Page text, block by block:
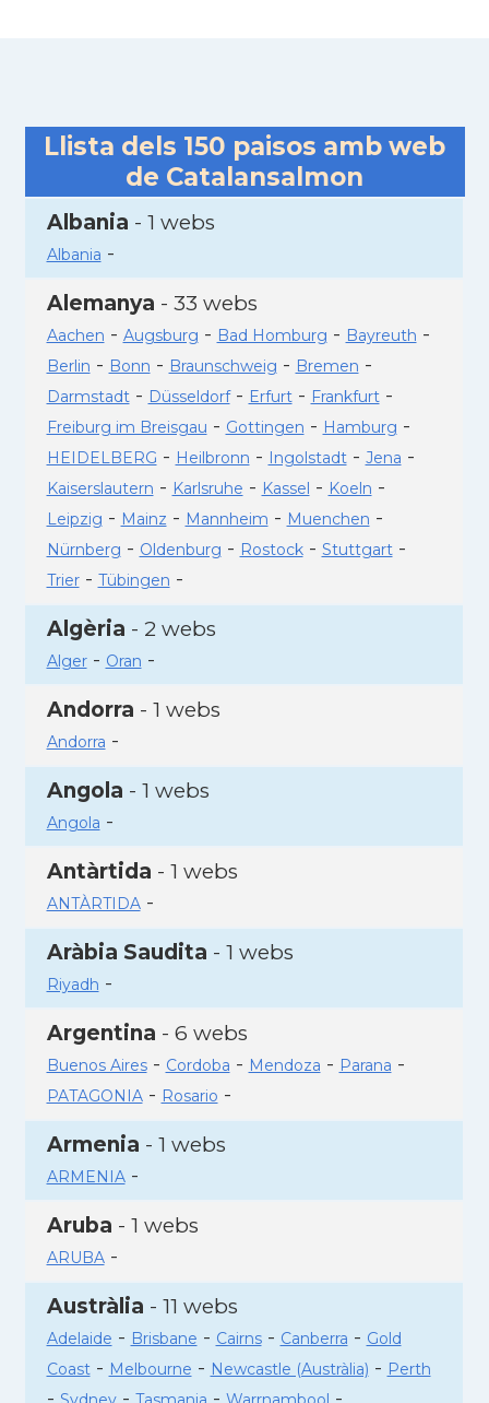
Llista dels 150 paisos amb web
de Catalansalmon
Albania - 1 webs
Albania -
Alemanya - 33 webs
Aachen - Augsburg - Bad Homburg - Bayreuth -
Berlin - Bonn - Braunschweig - Bremen -
Darmstadt- Düsseldorf- Erfurt- Frankfurt-
Freiburg im Breisgau - Gottingen - Hamburg -
HEIDELBERG - Heilbronn - Ingolstadt- Jena -
Kaiserslautern - Karlsruhe - Kassel - Koeln -
Leipzig - Mainz - Mannheim - Muenchen -
Nürnberg - Oldenburg - Rostock- Stuttgart-
Trier- Tübingen -
Algèria - 2 webs
Alger- Oran -
Andorra - 1 webs
Andorra -
Angola - 1 webs
Angola -
Antàrtida - 1 webs
ANTÀRTIDA-
Aràbia Saudita - 1 webs
Riyadh -
Argentina - 6 webs
Buenos Aires- Cordoba - Mendoza - Parana -
PATAGONIA- Rosario -
Armenia - 1 webs
ARMENIA-
Aruba - 1 webs
ARUBA-
Austràlia - 11 webs
Adelaide - Brisbane - Cairns- Canberra - Gold
Coast- Melbourne - Newcastle (Austràlia) - Perth